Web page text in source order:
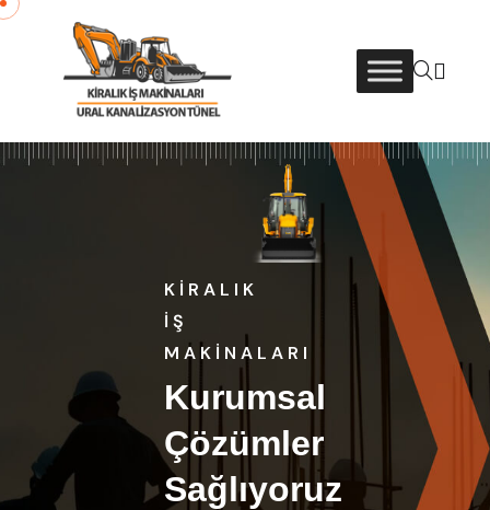
KIRALIK
İŞ
MAKINALARI
Kurumsal
Çözümler
Sağlıyoruz